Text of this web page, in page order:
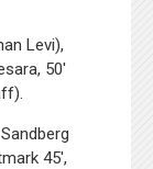
Levi),
50′
45′,